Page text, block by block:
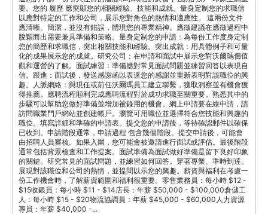
要。您的 履歷 應突顯您的相關經驗、技能和成就。量身定制您的求職信
以應對特定的工作和公司，展示您對角色的熱情和適應性。 這兩份文件
應清晰、簡潔，並沒有錯誤，體現您的專業精神。應徵建議在應徵過程中
脫穎而出需要兼具準備和策略。量身定制您的申請：為每份工作度身定制
您的簡歷和求職信，突出相關技能和經驗。突出成就：用具體例子和可量
化的成果展示您的成就。研究公司：在申請和面試中展示您對沃爾瑪價值
觀和運營的了解。面試練習：準備應對常見面試問題並練習回答以表現自
信。跟進：面試後，發送感謝函以表達您的感謝並重新表明對該職位的興
趣。人脈網絡：與現任或前任沃爾瑪員工建立聯繫，獲取洞察並有機會獲
得推薦。應聘流程順利完成應聘流程對於成功求職至關重要。熟悉其中的
步驟可以幫助您做好準備並增加被錄用的機會。網上申請要在線申請，請
訪問職業門戶網站並創建帳戶。瀏覽可用職位並選擇符合您技能和興趣的
職位。填寫詳細和準確的申請表。提交您的申請後，等待確認郵件以確保
已收到。申請階段通常，申請過程 包含幾個階段。提交申請後，可能會
由招聘人員審核。如果入圍，您可能會被邀請進行面試或評估。最後階段
通常包括背景檢查和工作提案。面試準備為面試做好準備是留下良好印象
的關鍵。研究常見的面試問題，並練習如何回答。穿著專業、準時到達。
展現對該職位和公司的熱情，並提問以示您的興趣。薪資與福利在考慮一
份工作機會時，了解薪資範圍和福利很重要。零售業務員：每小時 $12 -
$15收銀員：每小時 $11 - $14店長：年薪 $50,000 - $100,000倉儲工
人：每小時 $15 - $20物流協調員：年薪 $45,000 - $60,000人力資源
專員：年薪 $40,000 -...